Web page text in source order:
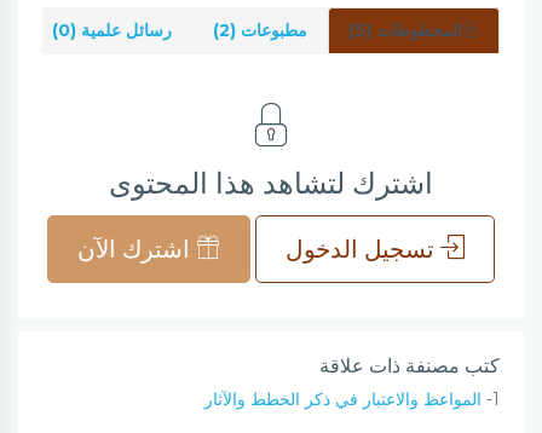
المخطوطات (5) مطبوعات (2) رسائل علمية (0)
اشترك لتشاهد هذا المحتوى
تسجيل الدخول اشترك الآن
كتب مصنفة ذات علاقة
1- المواعظ والاعتبار في ذكر الخطط والآثار